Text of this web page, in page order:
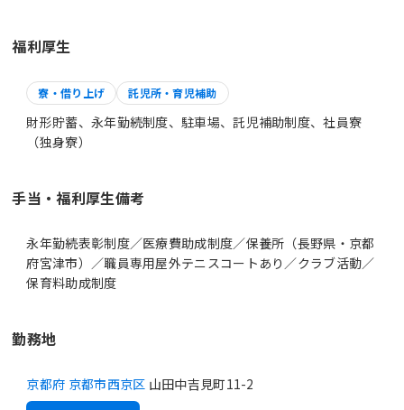
福利厚生
寮・借り上げ 託児所・育児補助
財形貯蓄、永年勤続制度、駐車場、託児補助制度、社員寮
（独身寮）
手当・福利厚生備考
永年勤続表彰制度／医療費助成制度／保養所（長野県・京都
府宮津市）／職員専用屋外テニスコートあり／クラブ活動／
保育料助成制度
勤務地
京都府 京都市西京区 山田中吉見町11-2